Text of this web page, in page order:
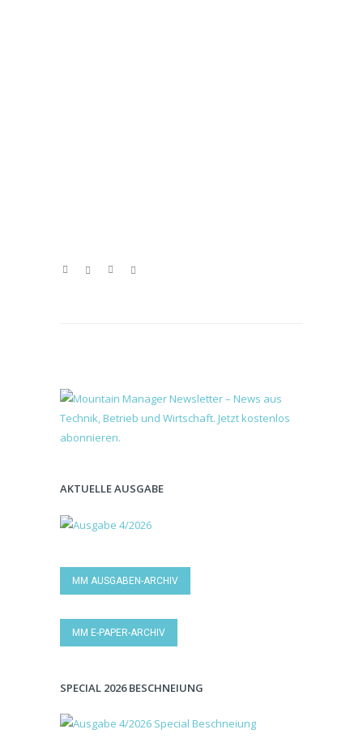
AKTUELLE AUSGABE
MM AUSGABEN-ARCHIV
MM E-PAPER-ARCHIV
SPECIAL 2026 BESCHNEIUNG